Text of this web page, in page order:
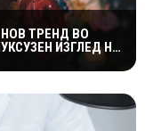
ТРЕНД ВО
ИЗГЛЕД НА